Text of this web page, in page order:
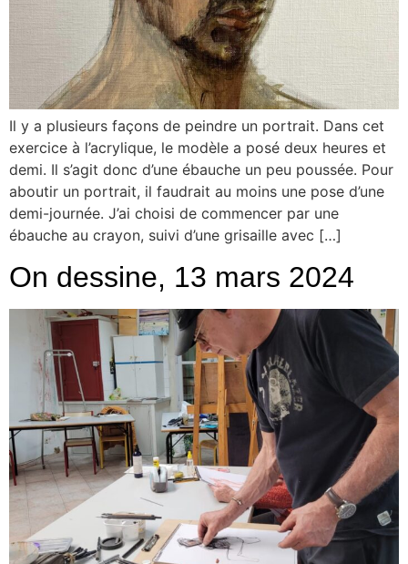
Il y a plusieurs façons de peindre un portrait. Dans cet
exercice à l’acrylique, le modèle a posé deux heures et
demi. Il s’agit donc d’une ébauche un peu poussée. Pour
aboutir un portrait, il faudrait au moins une pose d’une
demi-journée. J’ai choisi de commencer par une
ébauche au crayon, suivi d’une grisaille avec […]
On dessine, 13 mars 2024